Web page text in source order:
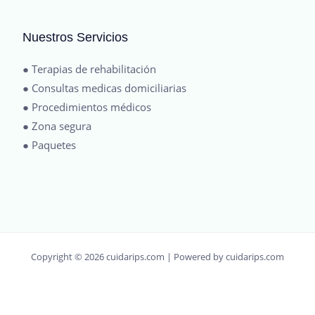
Nuestros Servicios
● Terapias de rehabilitación
● Consultas medicas domiciliarias
● Procedimientos médicos
● Zona segura
● Paquetes
Copyright © 2026 cuidarips.com | Powered by cuidarips.com